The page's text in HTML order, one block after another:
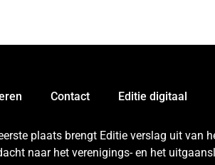
Contact Editie digitaal
plaats brengt Editie verslag uit van
naar het verenigings- en het